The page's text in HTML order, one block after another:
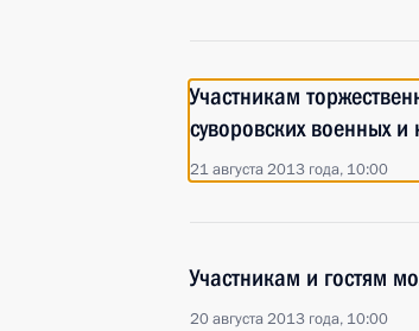
Участникам
суворовских военных
21 августа 2013 года, 10:00
Участникам и гостям
20 августа 2013 года, 10:00